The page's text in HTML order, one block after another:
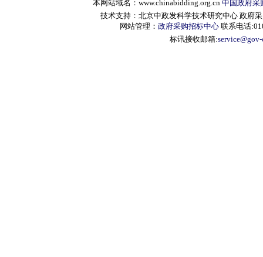
本网站域名：www.chinabidding.org.cn 中国政府采
技术支持：北京中政发科学技术研究中心 政府
网站管理： 政府采购招标中心 联系电话
标讯接收邮箱: